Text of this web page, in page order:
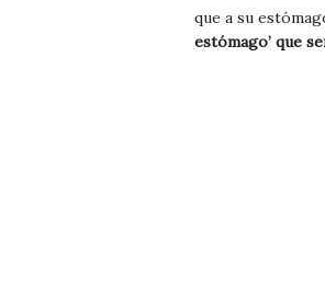
que a su
estómago’ que